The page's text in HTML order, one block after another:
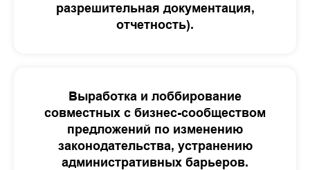
разрешительная документация,
отчетность).
Выработка и лоббирование
совместных с бизнес-сообществом
предложений по изменению
законодательства, устранению
административных барьеров.